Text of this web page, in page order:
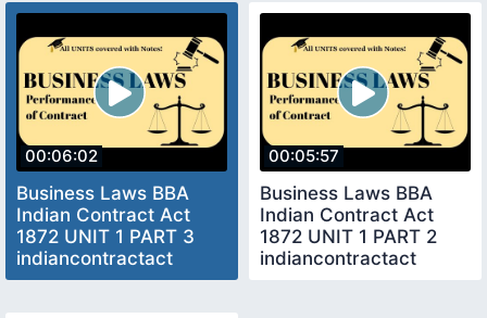
00:06:02
Business Laws BBA
Indian Contract Act
1872 UNIT 1 PART 3
indiancontractact
bbabcom lu bba
00:05:57
Business Laws BBA
Indian Contract Act
1872 UNIT 1 PART 2
indiancontractact